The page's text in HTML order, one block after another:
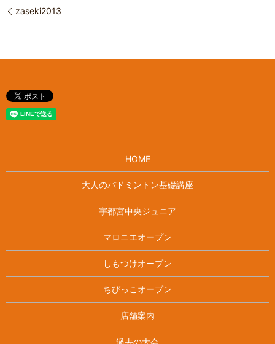
zaseki2013
HOME
大人のバドミントン基礎講座
宇都宮中央ジュニア
マロニエオープン
しもつけオープン
ちびっこオープン
店舗案内
過去の大会